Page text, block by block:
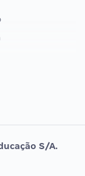
S/A.